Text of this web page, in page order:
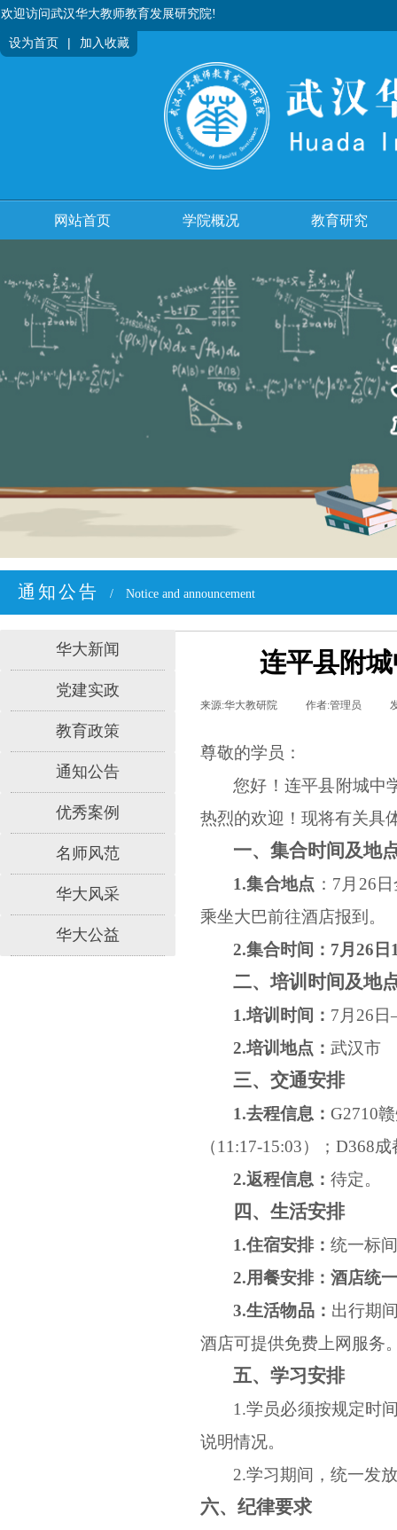
欢迎访问武汉华大教师教育发展研究院!
设为首页 | 加入收藏
网站首页 学院概况 教育研究
通知公告 / Notice and announcement
华大新闻
党建实政
教育政策
通知公告
优秀案例
名师风范
华大风采
华大公益
连平县附
来源:华大教研院 作者:管理员
尊敬的学员 ：
您好！ 连平县附城中
热烈的欢迎！现将有关
一、 集合时间及地
1.集合地点 ： 7月26
乘坐大巴前往酒店报到。
2.集合时间 ： 7月26日
二、培训时间及地
1.培训 时间： 7 月 26
2.培训地点： 武汉市
三、交通安排
1.去程信息： G2710
（11:17-15:03）；D368
2.返程信息： 待定。
四 、 生活安排
1.住宿安排： 统一标
2.用餐安排： 酒店统
3.生活物品： 出行期
酒店可提供免费上网服务
五、 学习安排
1.学员必须按规定时
说明情况。
2.学习期间，统一发
六、纪律要求